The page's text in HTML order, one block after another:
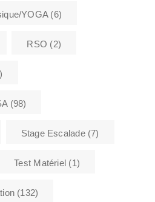
YOGA(6)
RSO (2)
(98)
Stage Escalade(7)
Test Matériel (1)
(132)